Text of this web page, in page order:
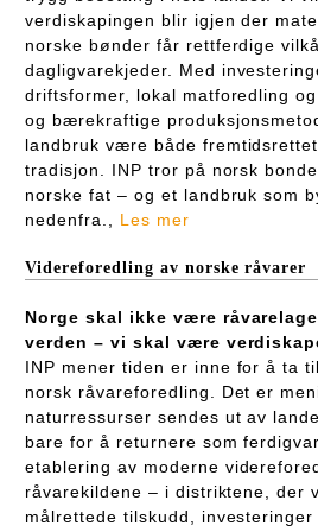
verdiskapingen blir igjen der
norske bønder får rettferdige
dagligvarekjeder. Med
driftsformer, lokal matforedling
og bærekraftige
landbruk være både
tradisjon. INP tror på norsk
norske fat – og et landbruk som
nedenfra., Les mer
Videreforedling av norske råvarer
Norge skal ikke være
verden – vi skal være
INP mener tiden er inne for å ta
norsk råvareforedling. Det er
naturressurser sendes ut av
bare for å returnere som
etablering av moderne
råvarekildene – i distriktene, der
målrettede tilskudd,